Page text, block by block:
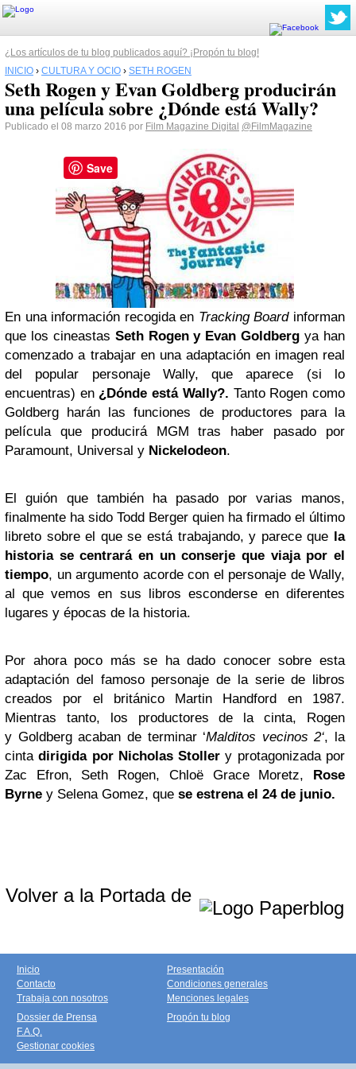
¿Los artículos de tu blog publicados aquí? ¡Propón tu blog!
INICIO › CULTURA Y OCIO › SETH ROGEN
Seth Rogen y Evan Goldberg producirán
una película sobre ¿Dónde está Wally?
Publicado el 08 marzo 2016 por Film Magazine Digital @FilmMagazine
En una información recogida en Tracking Board informan
que los cineastas Seth Rogeny Evan Goldbergya han
comenzado a trabajar en una adaptación en imagen real
del popular personaje Wally, que aparece (si lo
encuentras) en ¿Dónde está Wally?. Tanto Rogen como
Goldberg harán las funciones de productores para la
película que producirá MGM tras haber pasado por
Paramount, Universal y Nickelodeon.
El guión que también ha pasado por varias manos,
finalmente ha sido Todd Berger quien ha firmado el último
libreto sobre el que se está trabajando, y parece que la
historia se centrará en un conserje que viaja por el
tiempo, un argumento acorde con el personaje de Wally,
al que vemos en sus libros esconderse en diferentes
lugares y épocas de la historia.
Por ahora poco más se ha dado conocer sobre esta
adaptación del famoso personaje de la serie de libros
creados por el británico Martin Handford en 1987.
Mientras tanto, los productores de la cinta, Rogen
y Goldberg acaban de terminar ‘Malditos vecinos2‘, la
cintadirigida por Nicholas Stoller y protagonizada por
Zac Efron, Seth Rogen, Chloë Grace Moretz, Rose
Byrne y Selena Gomez, que se estrena el 24 de junio.
Volver a la Portada de
Inicio
Contacto
Trabaja con nosotros
Presentación
Condiciones generales
Menciones legales
Dossier de Prensa
F.A.Q.
Gestionar cookies
Propón tu blog
Save